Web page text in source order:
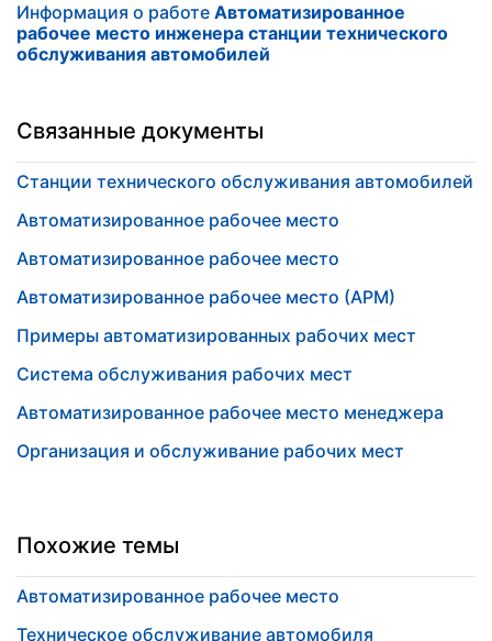
Информация о работе Автоматизированное
рабочее место инженера станции технического
обслуживания автомобилей
Связанные документы
Станции технического обслуживания автомобилей
Автоматизированное рабочее место
Автоматизированное рабочее место
Автоматизированное рабочее место (АРМ)
Примеры автоматизированных рабочих мест
Система обслуживания рабочих мест
Автоматизированное рабочее место менеджера
Организация и обслуживание рабочих мест
Похожие темы
Автоматизированное рабочее место
Техническое обслуживание автомобиля